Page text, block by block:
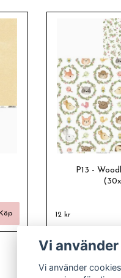
P13 -
12 kr
Vi
Vi använder